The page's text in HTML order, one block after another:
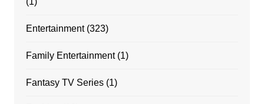
Entertainment(323)
Family Entertainment(1)
Fantasy TV Series(1)